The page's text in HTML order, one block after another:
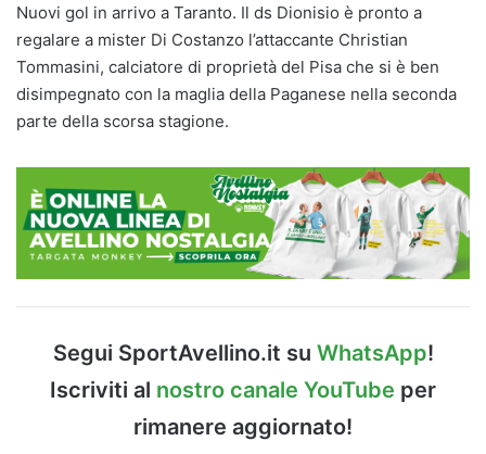
Nuovi gol in arrivo a Taranto. Il ds Dionisio è pronto a
regalare a mister Di Costanzo l’attaccante Christian
Tommasini, calciatore di proprietà del Pisa che si è ben
disimpegnato con la maglia della Paganese nella seconda
parte della scorsa stagione.
Segui SportAvellino.it su WhatsApp!
Iscriviti al nostro canale YouTube per
rimanere aggiornato!